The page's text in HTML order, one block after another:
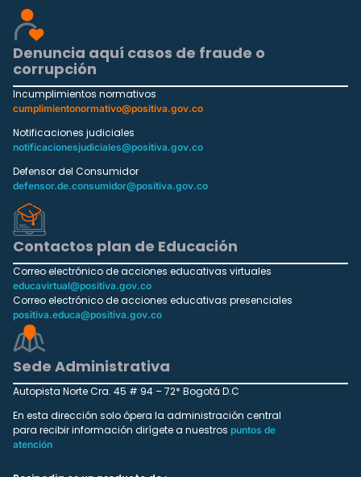
Denuncia aquí casos de fraude o
corrupción
Incumplimientos normativos
cumplimientonormativo@positiva.gov.co
Notificaciones judiciales
notificacionesjudiciales@positiva.gov.co
Defensor del Consumidor
defensor.de.consumidor@positiva.gov.co
Contactos plan de Educación
Correo electrónico de acciones educativas virtuales
educavirtual@positiva.gov.co
Correo electrónico de acciones educativas presenciales
positiva.educa@positiva.gov.co
Sede Administrativa
Autopista Norte Cra. 45 # 94 – 72* Bogotá D.C
En esta dirección solo ópera la administración central
para recibir información dirígete a nuestros puntos de
atención